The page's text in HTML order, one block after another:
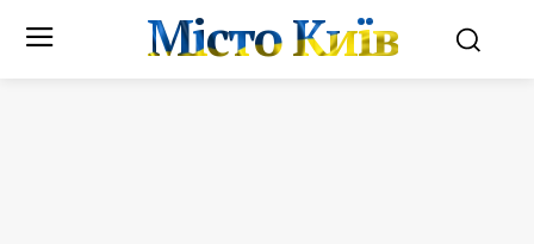
Місто Київ